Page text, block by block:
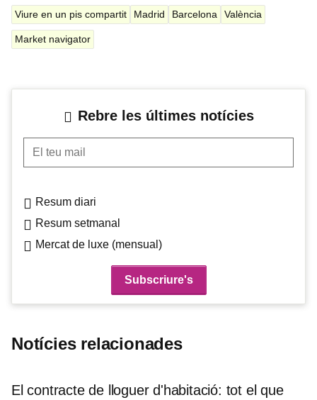
Viure en un pis compartit Madrid Barcelona València
Market navigator
Rebre les últimes notícies
El teu mail
Resum diari
Resum setmanal
Mercat de luxe (mensual)
Notícies relacionades
El contracte de lloguer d'habitació: tot el que